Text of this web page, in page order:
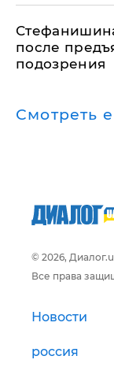
после
подозрения
Смотреть
© 2026,
Все права
Новости
россия